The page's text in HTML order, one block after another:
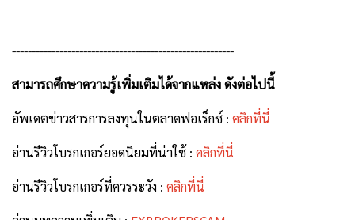
--------------------------------------------------------
สามารถศึกษาความรู้เพิ่มเติมได้จากแหล่ง ดังต่อไปนี้
อัพเดตข่าวสารการลงทุนในตลาดฟอเร็กซ์ : คลิกที่นี่
อ่านรีวิวโบรกเกอร์ยอดนิยมที่น่าใช้ : คลิกที่นี่
อ่านรีวิวโบรกเกอร์ที่ควรระวัง : คลิกที่นี่